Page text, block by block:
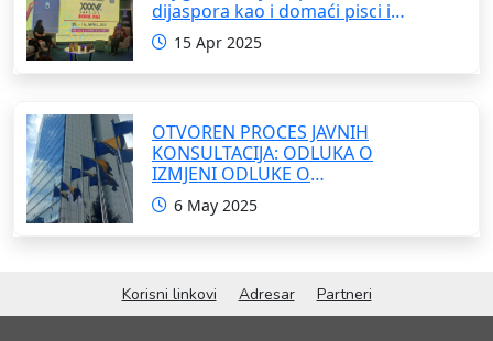
dijaspora kao i domaći pisci i
umjetnici
15 Apr 2025
OTVOREN PROCES JAVNIH
KONSULTACIJA: ODLUKA O
IZMJENI ODLUKE O
FORMIRANJU INTERRESORNE
RADNE GRUPE ZA IZRADU
OKVIRNOG ZAKONA O
HERCEGOVINE
6 May 2025
Korisni linkovi Adresar Partneri